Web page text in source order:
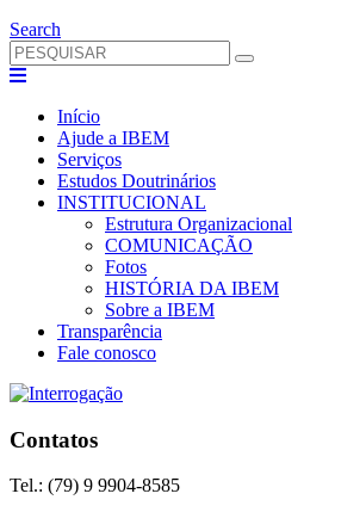
Search
Início
Ajude a IBEM
Serviços
Estudos Doutrinários
INSTITUCIONAL
Estrutura Organizacional
COMUNICAÇÃO
Fotos
HISTÓRIA DA IBEM
Sobre a IBEM
Transparência
Fale conosco
Contatos
Tel.: (79) 9 9904-8585